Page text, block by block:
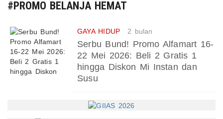
#PROMO BELANJA HEMAT
GAYA HIDUP 2 bulan
Serbu Bund! Promo Alfamart 16-
22 Mei 2026: Beli 2 Gratis 1
hingga Diskon Mi Instan dan
Susu